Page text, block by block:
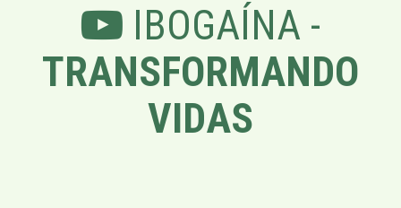
IBOGAÍNA -
TRANSFORMANDO
VIDAS